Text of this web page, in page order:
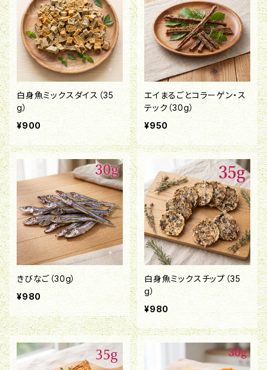
白身魚ミックスダイス（35
g）
¥900
エイまるごとコラーゲン・ス
テック（30g）
¥950
きびなご（30g）
¥980
白身魚ミックスチップ（35
g）
¥980